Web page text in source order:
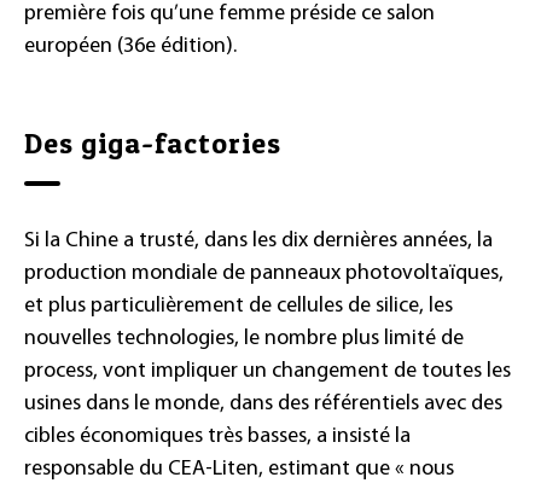
première fois qu’une femme préside ce salon
européen (36e édition).
Des giga-factories
Si la Chine a trusté, dans les dix dernières années, la
production mondiale de panneaux photovoltaïques,
et plus particulièrement de cellules de silice, les
nouvelles technologies, le nombre plus limité de
process, vont impliquer un changement de toutes les
usines dans le monde, dans des référentiels avec des
cibles économiques très basses, a insisté la
responsable du CEA-Liten, estimant que « nous